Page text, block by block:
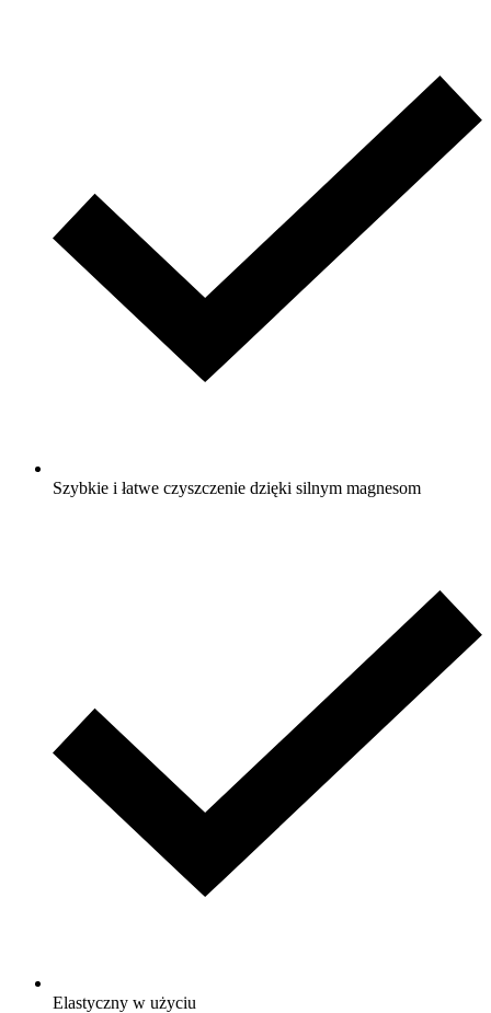
Szybkie i łatwe czyszczenie dzięki silnym magnesom
Elastyczny w użyciu